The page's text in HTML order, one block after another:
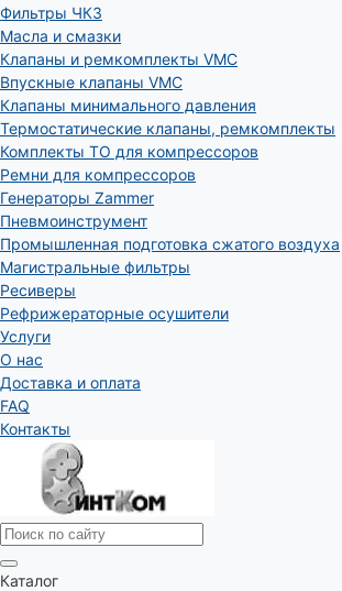
Фильтры ЧКЗ
Масла и смазки
Клапаны и ремкомплекты VMC
Впускные клапаны VMC
Клапаны минимального давления
Термостатические клапаны, ремкомплекты
Комплекты ТО для компрессоров
Ремни для компрессоров
Генераторы Zammer
Пневмоинструмент
Промышленная подготовка сжатого воздуха
Магистральные фильтры
Ресиверы
Рефрижераторные осушители
Услуги
О нас
Доставка и оплата
FAQ
Контакты
Каталог